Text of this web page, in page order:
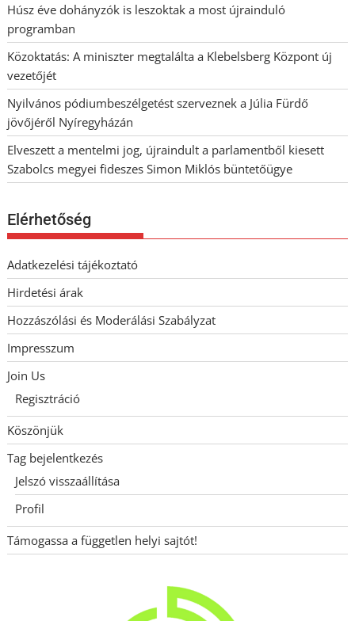
Húsz éve dohányzók is leszoktak a most újrainduló
programban
Közoktatás: A miniszter megtalálta a Klebelsberg Központ új
vezetőjét
Nyilvános pódiumbeszélgetést szerveznek a Júlia Fürdő
jövőjéről Nyíregyházán
Elveszett a mentelmi jog, újraindult a parlamentből kiesett
Szabolcs megyei fideszes Simon Miklós büntetőügye
Elérhetőség
Adatkezelési tájékoztató
Hirdetési árak
Hozzászólási és Moderálási Szabályzat
Impresszum
Join Us
Regisztráció
Köszönjük
Tag bejelentkezés
Jelszó visszaállítása
Profil
Támogassa a független helyi sajtót!